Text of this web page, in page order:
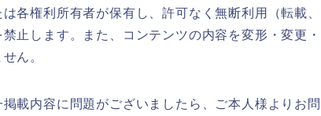
各権利所有者が保有し、許可なく無断利用（転載、
止します。また、コンテンツの内容を変形・変更・
ん。
載内容に問題がございましたら、ご本人様よりお問